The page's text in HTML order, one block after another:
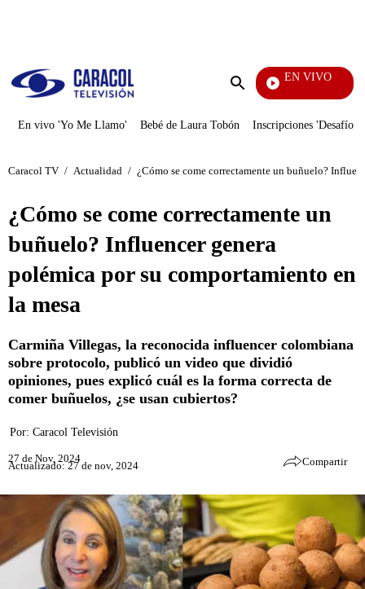
Enviar
EN VIVO
La Red
En vivo 'Yo Me Llamo' Bebé de Laura Tobón Inscripciones 'Desafío'
Caracol TV / Actualidad / ¿Cómo se come correctamente un buñuelo?
¿Cómo se come correctamente un
buñuelo? Influencer genera
polémica por su comportamiento en
la mesa
Carmiña Villegas, la reconocida influencer colombiana
sobre protocolo, publicó un video que dividió
opiniones, pues explicó cuál es la forma correcta de
comer buñuelos, ¿se usan cubiertos?
Por: Caracol Televisión
27 de Nov, 2024
Actualizado: 27 de nov, 2024 Compartir